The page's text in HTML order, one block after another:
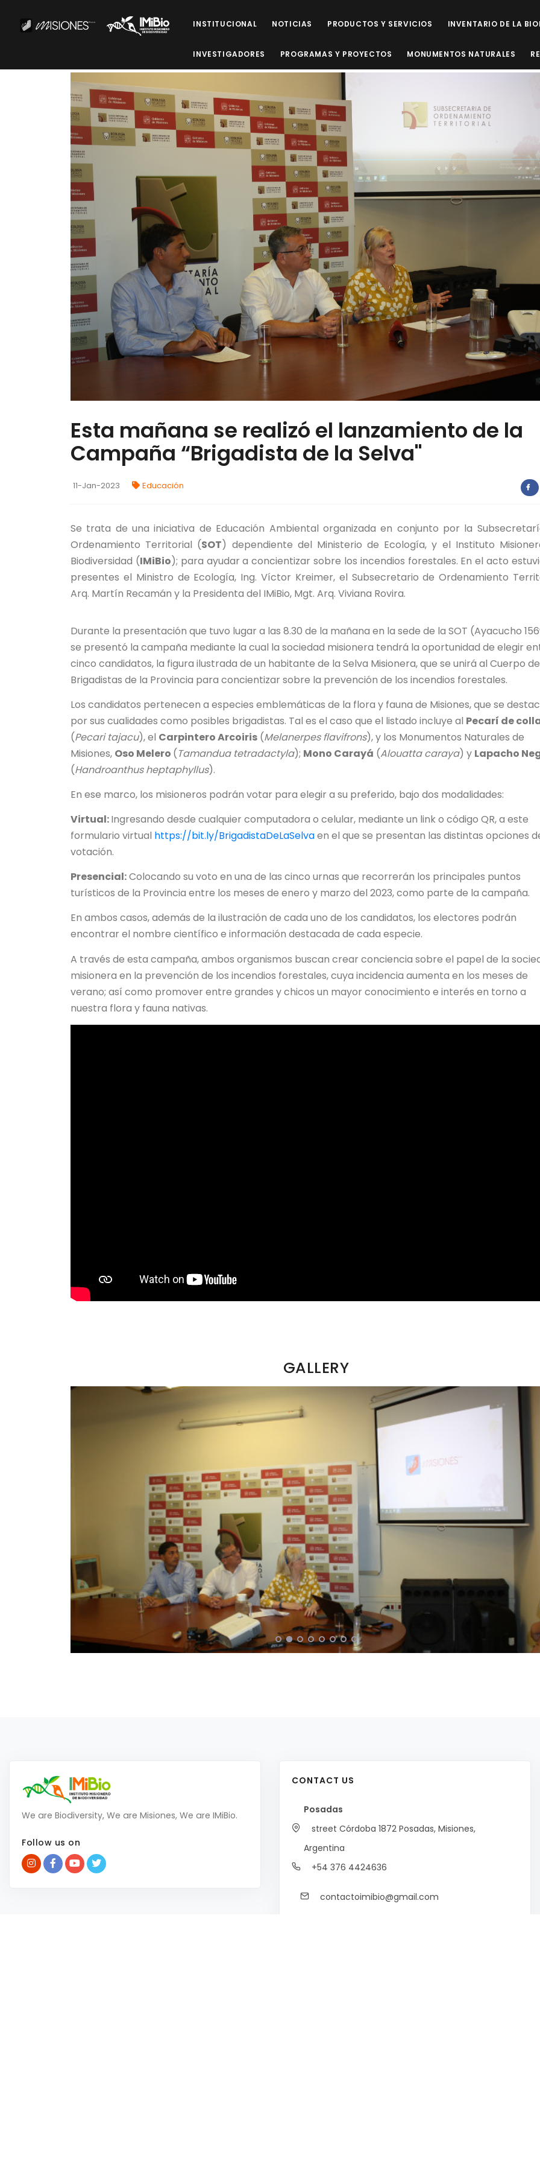
INSTITUCIONAL NOTICIAS PRODUCTOS Y SERVICIOS INVENTARIO DE LA
INVESTIGADORES PROGRAMAS Y PROYECTOS MONUMENTOS NATURALES
Esta mañana se realizó el lanzamiento de la
Campaña “Brigadista de la Selva"
11-Jan-2023 Educación
Se trata de una iniciativa de Educación Ambiental organizada en conjunto por la
Ordenamiento Territorial (SOT) dependiente del Ministerio de Ecología, y el Instituto
Biodiversidad (IMiBio); para ayudar a concientizar sobre los incendios forestales. En el acto
presentes el Ministro de Ecología, Ing. Víctor Kreimer, el Subsecretario de Ordenamiento
Arq. Martín Recamán y la Presidenta del IMiBio, Mgt. Arq. Viviana Rovira.
Durante la presentación que tuvo lugar a las 8.30 de la mañana en la sede de la SOT (Ayacucho
se presentó la campaña mediante la cual la sociedad misionera tendrá la oportunidad de elegir
cinco candidatos, la figura ilustrada de un habitante de la Selva Misionera, que se unirá al Cuerpo de
Brigadistas de la Provincia para concientizar sobre la prevención de los incendios forestales.
Los candidatos pertenecen a especies emblemáticas de la flora y fauna de Misiones, que se
por sus cualidades como posibles brigadistas. Tal es el caso que el listado incluye al Pecarí de
(Pecari tajacu), el Carpintero Arcoiris (Melanerpes flavifrons), y los Monumentos Naturales de
Misiones, Oso Melero (Tamandua tetradactyla); Mono Carayá (Alouatta caraya) y Lapacho
(Handroanthus heptaphyllus).
En ese marco, los misioneros podrán votar para elegir a su preferido, bajo dos modalidades:
Virtual:Ingresando desde cualquier computadora o celular, mediante un link o código QR, a este
formulario virtual https://bit.ly/BrigadistaDeLaSelvaen el que se presentan las distintas opciones
votación.
Presencial:Colocando su voto en una de las cinco urnas que recorrerán los principales puntos
turísticos de la Provincia entre los meses de enero y marzo del 2023, como parte de la campaña.
En ambos casos, además de la ilustración de cada uno de los candidatos, los electores podrán
encontrar el nombre científico e información destacada de cada especie.
A través de esta campaña, ambos organismos buscan crear conciencia sobre el papel de la
misionera en la prevención de los incendios forestales, cuya incidencia aumenta en los meses de
verano; así como promover entre grandes y chicos un mayor conocimiento e interés en torno a
nuestra flora y fauna nativas.
GALLERY
We are Biodiversity, We are Misiones, We are IMiBio.
Follow us on
CONTACT US
Posadas
street Córdoba 1872 Posadas, Misiones,
Argentina
+54 376 4424636
contactoimibio@gmail.com